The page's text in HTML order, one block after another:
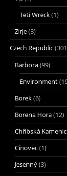
Teti Wreck(1)
Zirje(3)
Czech Republic
Barbora(99)
Environment
Borek(6)
Borena Hora(12)
Chřibská
Cínovec(1)
Jesenný(3)